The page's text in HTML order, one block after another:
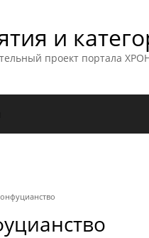
и
проект портала